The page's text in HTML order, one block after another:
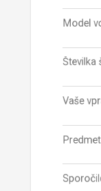
Model
Številka
Vaše
Predmet